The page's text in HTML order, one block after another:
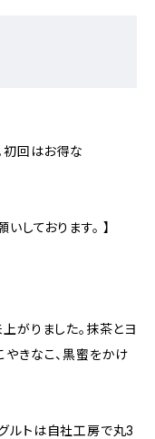
初回はお得な
しております。 】
がりました。抹茶とヨ
きなこ、黒蜜をかけ
ルトは自社工房で丸3